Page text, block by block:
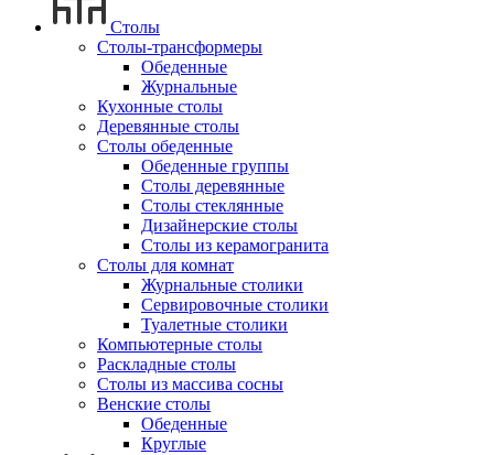
Столы
Столы-трансформеры
Обеденные
Журнальные
Кухонные столы
Деревянные столы
Столы обеденные
Обеденные группы
Столы деревянные
Столы стеклянные
Дизайнерские столы
Столы из керамогранита
Столы для комнат
Журнальные столики
Сервировочные столики
Туалетные столики
Компьютерные столы
Раскладные столы
Столы из массива сосны
Венские столы
Обеденные
Круглые